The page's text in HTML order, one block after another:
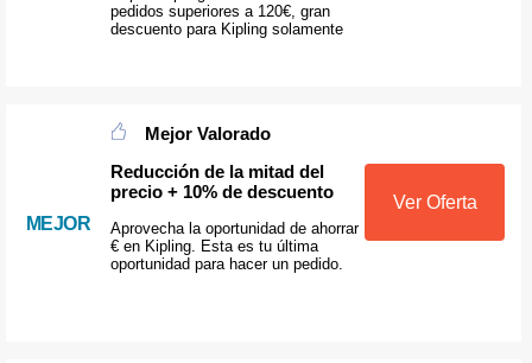
pedidos superiores a 120€, gran
descuento para Kipling solamente
MEJOR
Mejor Valorado
Reducción de la mitad del
precio + 10% de descuento
Aprovecha la oportunidad de ahorrar
€ en Kipling. Esta es tu última
oportunidad para hacer un pedido.
Ver Oferta